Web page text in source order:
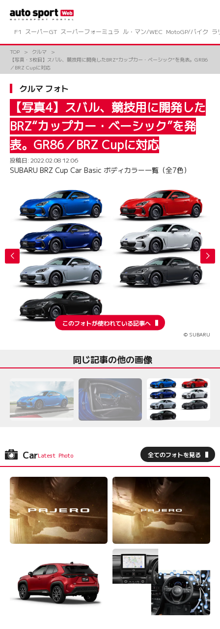
ツ
F1 スーパーGT スーパーフォーミュラ ル・マン/WEC MotoGP/バイク ラ
TOP
クルマ
【写真・3枚目】スバル、競技用に開発したBRZ“カップカー・ベーシック”を発表。GR86
／BRZ Cupに対応
クルマ フォト
【写真4】スバル、競技用に開発した
BRZ“カップカー・ベーシック”を発
表。GR86／BRZ Cupに対応
投稿日: 2022.02.08 12:06
SUBARU BRZ Cup Car Basic ボディカラー一覧（全7色）
このフォトが使われている記事へ
© SUBARU
同じ記事の他の画像
Car 全てのフォトを見る